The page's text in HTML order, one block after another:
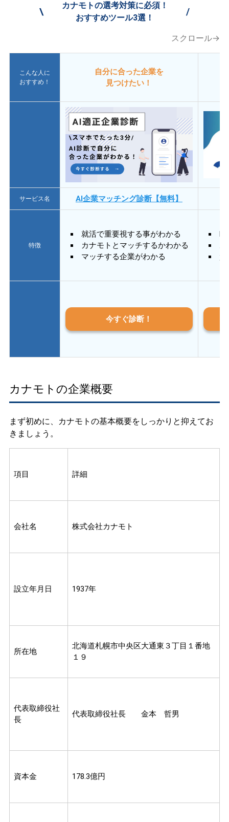
\
カナモトの選考対策に必須！
おすすめツール3選！
/
スクロール→
こんな人に
おすすめ！
自分に合った企業を
見つけたい！
サービス名 AI企業マッチング診断【無料】
特徴
就活で重要視する事がわかる
カナモトとマッチするかわかる
マッチする企業がわかる
質
今すぐ診断！
カナモトの企業概要
まず初めに、カナモトの基本概要をしっかりと抑えてお
きましょう。
項目 詳細
会社名 株式会社カナモト
設立年月日 1937年
所在地
北海道札幌市中央区大通東３丁目１番地
１９
代表取締役社
長
代表取締役社長 金本 哲男
資本金 178.3億円